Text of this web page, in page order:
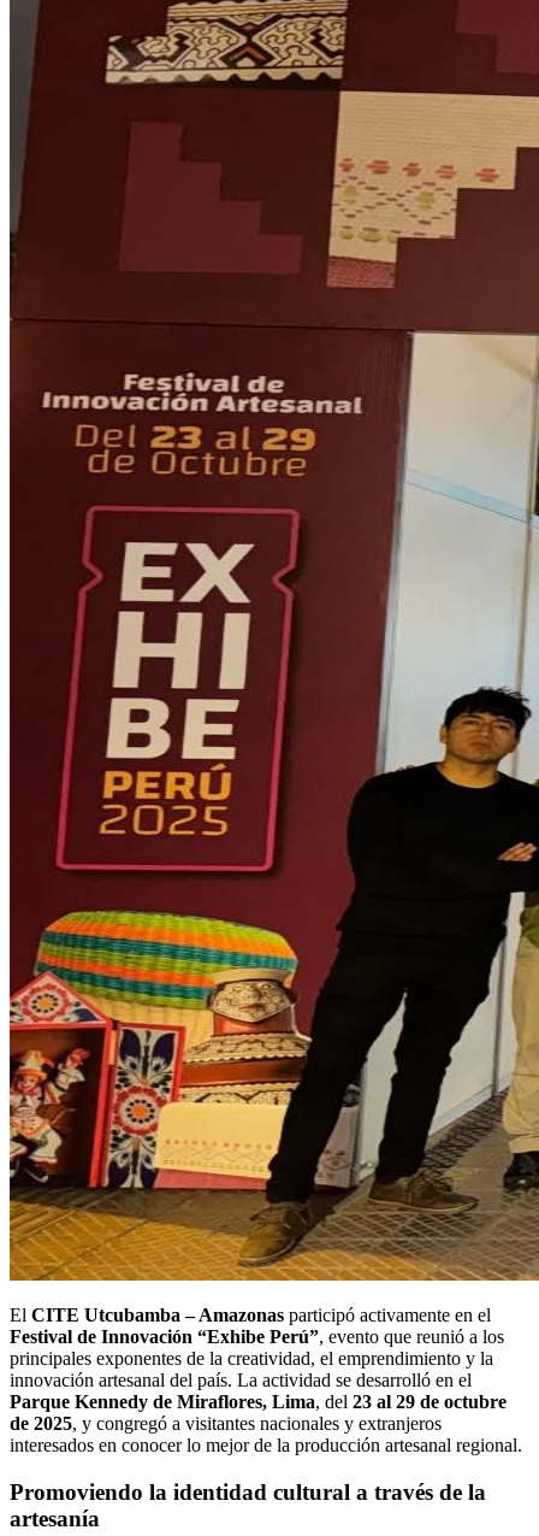
El CITE Utcubamba – Amazonas participó activamente en el
Festival de Innovación “Exhibe Perú”, evento que reunió a los
principales exponentes de la creatividad, el emprendimiento y la
innovación artesanal del país. La actividad se desarrolló en el
Parque Kennedy de Miraflores, Lima, del 23 al 29 de octubre
de 2025, y congregó a visitantes nacionales y extranjeros
interesados en conocer lo mejor de la producción artesanal regional.
Promoviendo la identidad cultural a través de la
artesanía